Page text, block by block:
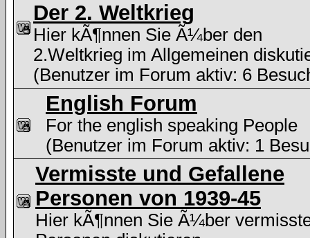
Der 2. Weltkrieg
Hier kÃ¶nnen Sie Ã¼ber den
2.Weltkrieg im Allgemeinen
(Benutzer im Forum aktiv: 6
English Forum
For the english speaking People
(Benutzer im Forum aktiv: 1
Vermisste und Gefallene
Personen von 1939-45
Hier kÃ¶nnen Sie Ã¼ber